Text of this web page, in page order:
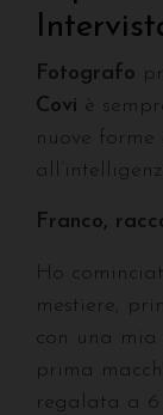
Fotografo
Covi è
nuove forme
Franco,
Ho
mestiere,
con una
prima
regalata a 6